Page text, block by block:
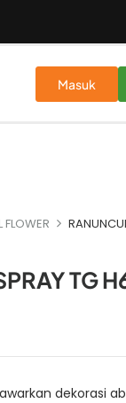
Masuk
FLOWER
TG
dekorasi